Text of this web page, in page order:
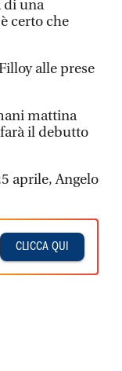
di una
certo che
alle prese
mattina
il debutto
aprile, Angelo
CLICCA QUI